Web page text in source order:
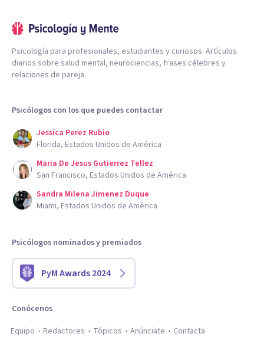
Psicología para profesionales, estudiantes y curiosos. Artículos
diarios sobre salud mental, neurociencias, frases célebres y
relaciones de pareja.
Psicólogos con los que puedes contactar
Jessica Perez Rubio
Florida, Estados Unidos de América
Maria De Jesus Gutierrez Tellez
San Francisco, Estados Unidos de América
Sandra Milena Jimenez Duque
Miami, Estados Unidos de América
Psicólogos nominados y premiados
PyM Awards 2024
Conócenos
Equipo
Redactores Tópicos Anúnciate Contacta